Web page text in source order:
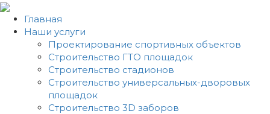
Главная
Наши услуги
Проектирование спортивных объектов
Строительство ГТО площадок
Строительство стадионов
Строительство универсальных-дворовых
площадок
Строительство 3D заборов